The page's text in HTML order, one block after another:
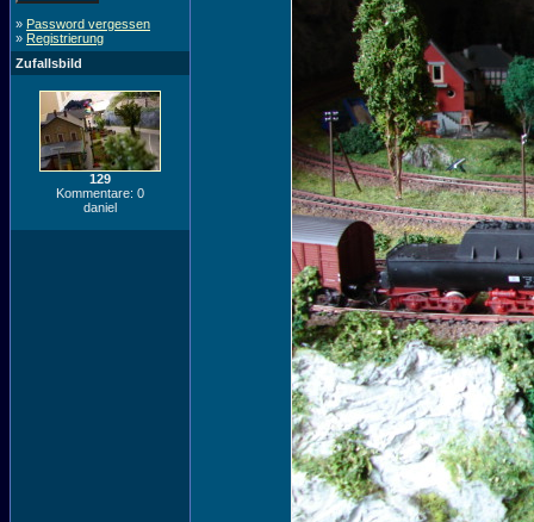
» Password vergessen
» Registrierung
Zufallsbild
129
Kommentare: 0
daniel